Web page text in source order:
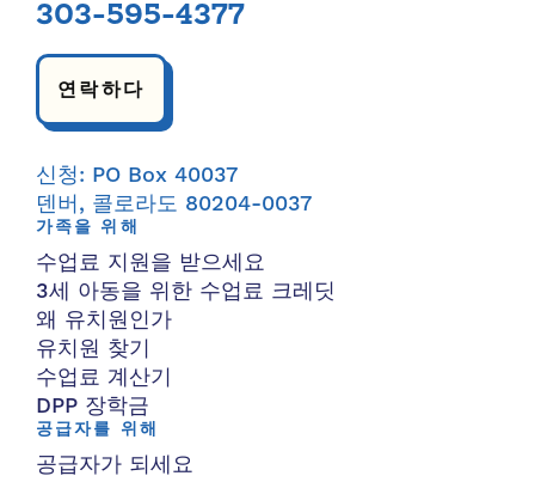
303-595-4377
연락하다
신청: PO Box 40037
덴버, 콜로라도 80204-0037
가족을 위해
수업료 지원을 받으세요
3세 아동을 위한 수업료 크레딧
왜 유치원인가
유치원 찾기
수업료 계산기
DPP 장학금
공급자를 위해
공급자가 되세요